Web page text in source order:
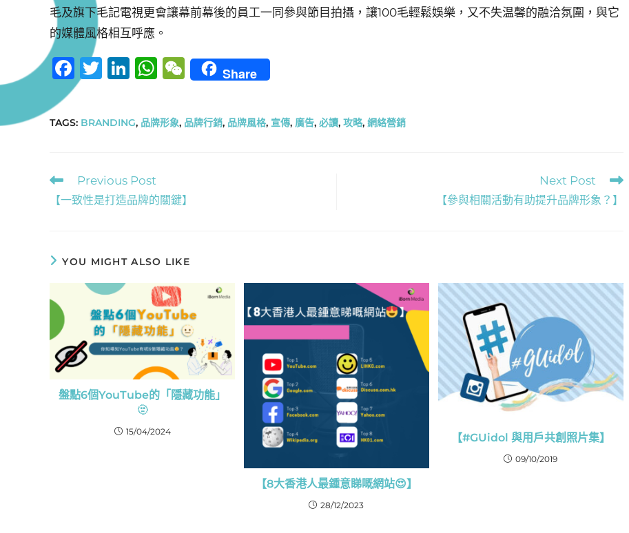
毛及旗下毛記電視更會讓幕前幕後的員工一同參與節目拍攝，讓100毛輕鬆娛樂，又不失温馨的融洽氛圍，與它
的媒體風格相互呼應。
F
a
e
o
o
T
te
Li
e
n
W
at
s
p
W
e
C
h
Share
TAGS: BRANDING, 品牌形象, 品牌行銷, 品牌風格, 宣傳, 廣告, 必讀, 攻略, 網絡營銷
Previous Post
【一致性是打造品牌的關鍵】
Next Post
【參與相關活動有助提升品牌形象？】
YOU MIGHT ALSO LIKE
盤點6個YouTube的「隱藏功能」
🫥
15/04/2024
【8大香港人最鍾意睇嘅網站😍】
28/12/2023
【#GUidol 與用戶共創照片集】
09/10/2019